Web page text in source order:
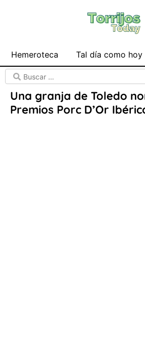
Hemeroteca Tal día como hoy
Una granja de Toledo
Premios Porc D’Or